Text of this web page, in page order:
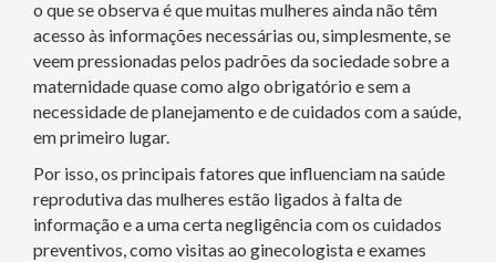
o que se observa é que muitas mulheres ainda não têm
acesso às informações necessárias ou, simplesmente, se
veem pressionadas pelos padrões da sociedade sobre a
maternidade quase como algo obrigatório e sem a
necessidade de planejamento e de cuidados com a saúde,
em primeiro lugar.
Por isso, os principais fatores que influenciam na saúde
reprodutiva das mulheres estão ligados à falta de
informação e a uma certa negligência com os cuidados
preventivos, como visitas ao ginecologista e exames